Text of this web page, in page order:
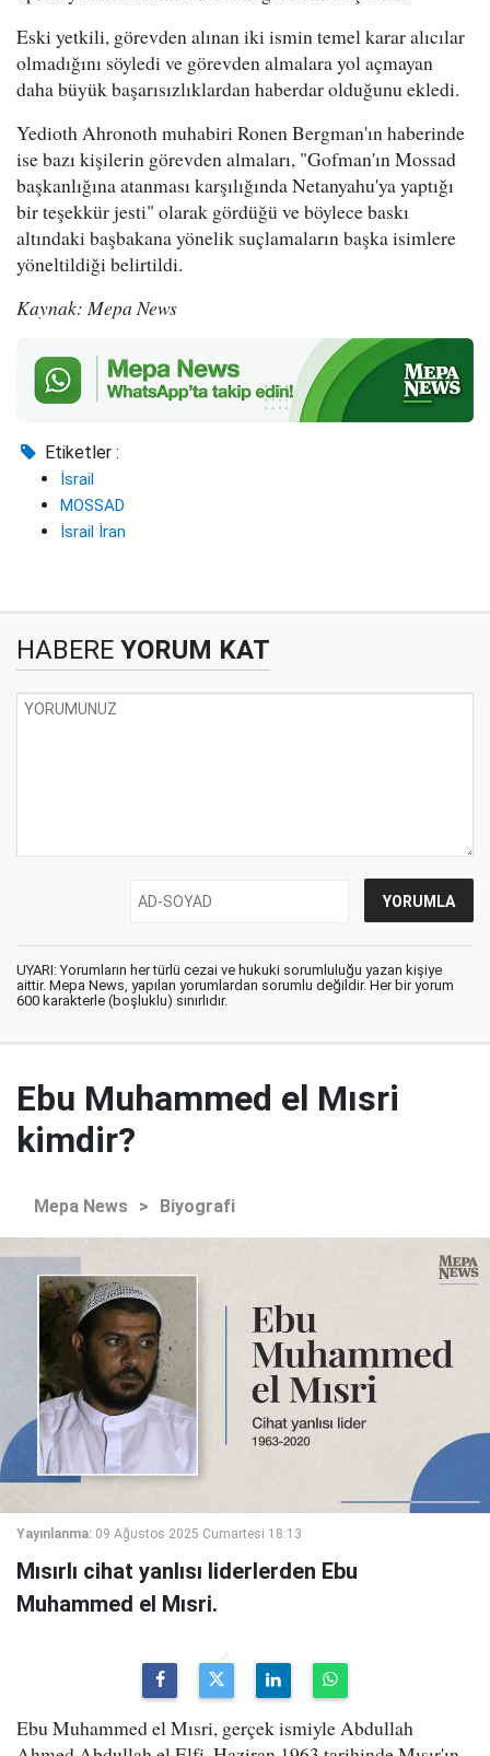
Eski yetkili, görevden alınan iki ismin temel karar alıcılar
olmadığını söyledi ve görevden almalara yol açmayan
daha büyük başarısızlıklardan haberdar olduğunu ekledi.
Yedioth Ahronoth muhabiri Ronen Bergman'ın haberinde
ise bazı kişilerin görevden almaları, "Gofman'ın Mossad
başkanlığına atanması karşılığında Netanyahu'ya yaptığı
bir teşekkür jesti" olarak gördüğü ve böylece baskı
altındaki başbakana yönelik suçlamaların başka isimlere
yöneltildiği belirtildi.
Kaynak: Mepa News
Etiketler :
İsrail
MOSSAD
İsrail İran
HABERE YORUM KAT
UYARI: Yorumların her türlü cezai ve hukuki sorumluluğu yazan kişiye
aittir. Mepa News, yapılan yorumlardan sorumlu değildir. Her bir yorum
600 karakterle (boşluklu) sınırlıdır.
Ebu Muhammed el Mısri
kimdir?
Mepa News > Biyografi
Yayınlanma: 09 Ağustos 2025 Cumartesi 18:13
Mısırlı cihat yanlısı liderlerden Ebu
Muhammed el Mısri.
Ebu Muhammed el Mısri, gerçek ismiyle Abdullah